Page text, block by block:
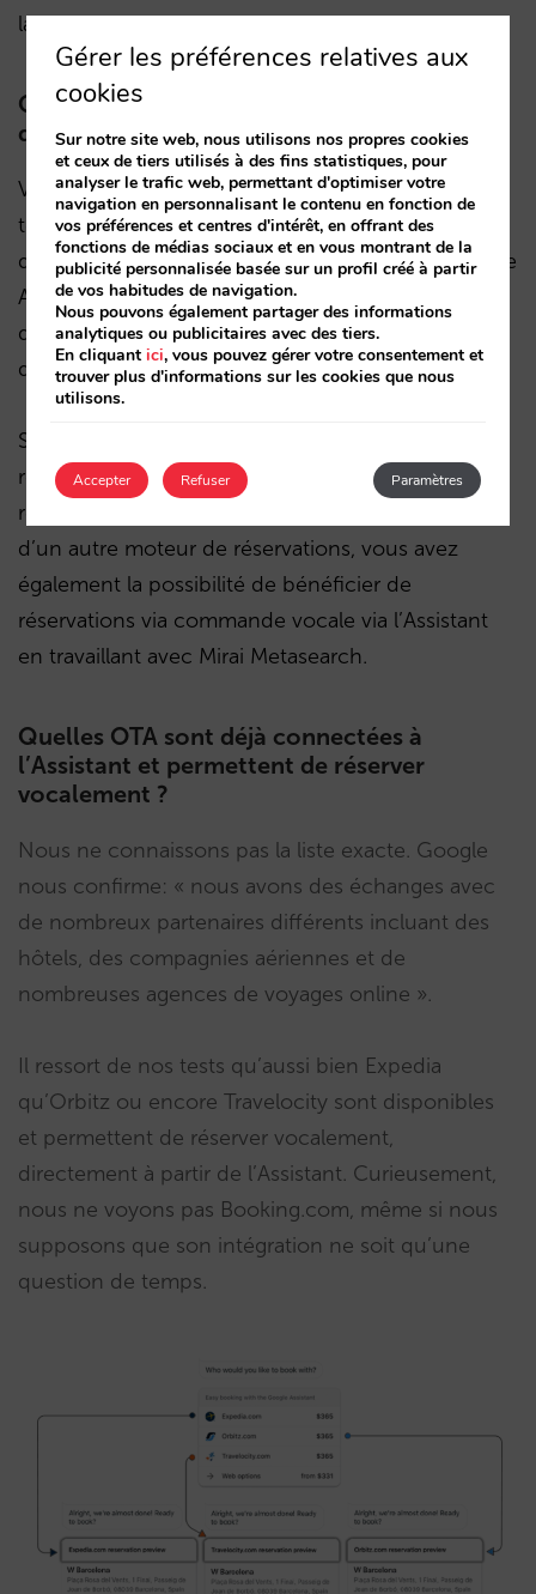
langues.
Que dois-je faire pour connecter ma vente
directe à l’Assistant ?
Vous avez simplement besoin d’un fournisseur de
technologie qui travaille avec Book on Google et
qui ait habilité le système de réservation de Google
Assistant. Contactez votre fournisseur actuel et
demandez-lui cette option si vous n’êtes pas sûr
de la réponse.
Si vous travaillez avec Mirai comme moteur de
réservations vous avez déjà cette option de
réservation vocale disponible. Si vous disposez
d’un autre moteur de réservations, vous avez
également la possibilité de bénéficier de
réservations via commande vocale via l’Assistant
en travaillant avec Mirai Metasearch.
Quelles OTA sont déjà connectées à
l’Assistant et permettent de réserver
vocalement ?
Nous ne connaissons pas la liste exacte. Google
nous confirme: « nous avons des échanges avec
de nombreux partenaires différents incluant des
hôtels, des compagnies aériennes et de
nombreuses agences de voyages online ».
Il ressort de nos tests qu’aussi bien Expedia
qu’Orbitz ou encore Travelocity sont disponibles
et permettent de réserver vocalement,
directement à partir de l’Assistant. Curieusement,
nous ne voyons pas Booking.com, même si nous
supposons que son intégration ne soit qu’une
question de temps.
Gérer les préférences relatives aux
cookies
Sur notre site web, nous utilisons nos propres cookies
et ceux de tiers utilisés à des fins statistiques, pour
analyser le trafic web, permettant d'optimiser votre
navigation en personnalisant le contenu en fonction de
vos préférences et centres d'intérêt, en offrant des
fonctions de médias sociaux et en vous montrant de la
publicité personnalisée basée sur un profil créé à partir
de vos habitudes de navigation.
Nous pouvons également partager des informations
analytiques ou publicitaires avec des tiers.
En cliquantici, vous pouvez gérer votre consentement et
trouver plus d'informations sur les cookies que nous
utilisons.
Accepter Paramètres
Refuser